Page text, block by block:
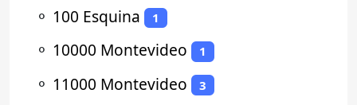
⚬ 100 Esquina 1
⚬ 10000 Montevideo 1
⚬ 11000 Montevideo 3